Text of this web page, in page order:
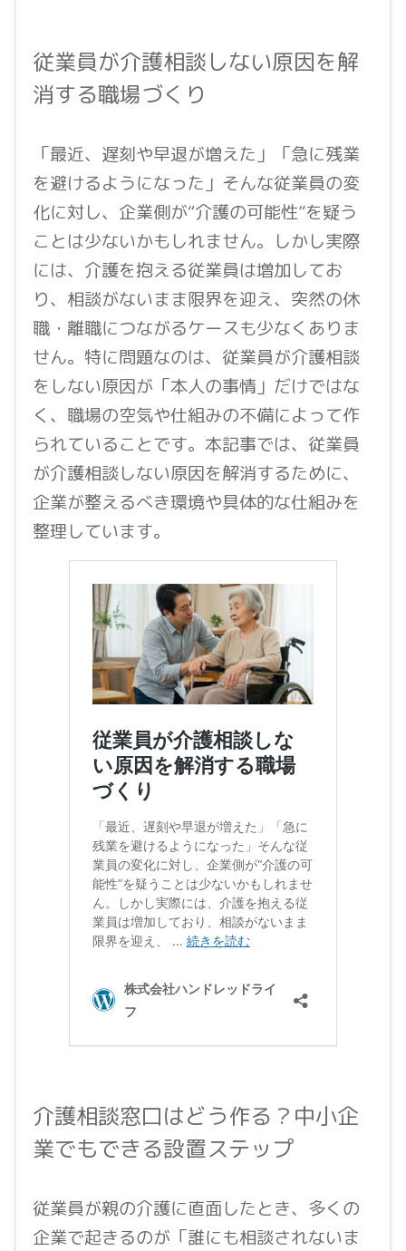
従業員が介護相談しない原因を解
消する職場づくり
「最近、遅刻や早退が増えた」「急に残業
を避けるようになった」そんな従業員の変
化に対し、企業側が“介護の可能性”を疑う
ことは少ないかもしれません。しかし実際
には、介護を抱える従業員は増加してお
り、相談がないまま限界を迎え、突然の休
職・離職につながるケースも少なくありま
せん。特に問題なのは、従業員が介護相談
をしない原因が「本人の事情」だけではな
く、職場の空気や仕組みの不備によって作
られていることです。本記事では、従業員
が介護相談しない原因を解消するために、
企業が整えるべき環境や具体的な仕組みを
整理しています。
介護相談窓口はどう作る？中小企
業でもできる設置ステップ
従業員が親の介護に直面したとき、多くの
企業で起きるのが「誰にも相談されないま